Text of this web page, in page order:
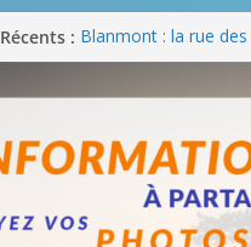
Récents : Blanmont : la rue
août
Une fête nationale